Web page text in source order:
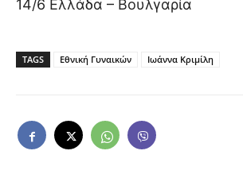
14/6 Ελλάδα – Βουλγαρία
TAGS Εθνική Γυναικών Ιωάννα Κριμίλη